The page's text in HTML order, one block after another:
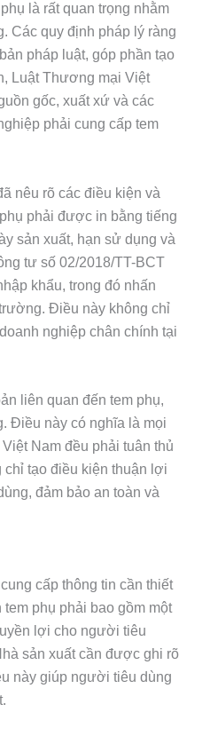
là rất quan trọng nhằm
Các quy định pháp lý ràng
pháp luật, góp phần tạo
Luật Thương mại Việt
gốc, xuất xứ và các
phải cung cấp tem
nêu rõ các điều kiện và
phải được in bằng tiếng
sản xuất, hạn sử dụng và
tư số 02/2018/TT-BCT
khẩu, trong đó nhấn
Điều này không chỉ
nghiệp chân chính tại
liên quan đến tem phụ,
Điều này có nghĩa là mọi
Nam đều phải tuân thủ
chỉ tạo điều kiện thuận lợi
đảm bảo an toàn và
cấp thông tin cần thiết
phụ phải bao gồm một
lợi cho người tiêu
sản xuất cần được ghi rõ
này giúp người tiêu dùng